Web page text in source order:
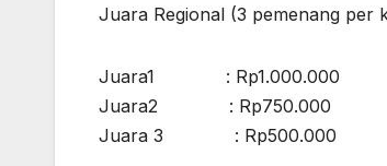
Juara Regional (3 pemenang per
Juara1 : Rp1.000.000
Juara2 : Rp750.000
Juara 3 : Rp500.000